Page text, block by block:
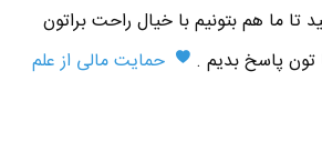
ما هم بتونیم با خیال راحت براتون
تون پاسخ بدیم .
حمایت مالی از علم